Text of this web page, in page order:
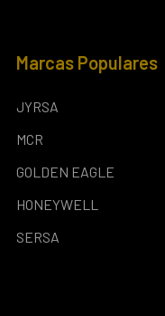
Marcas Populares
JYRSA
MCR
GOLDEN EAGLE
HONEYWELL
SERSA